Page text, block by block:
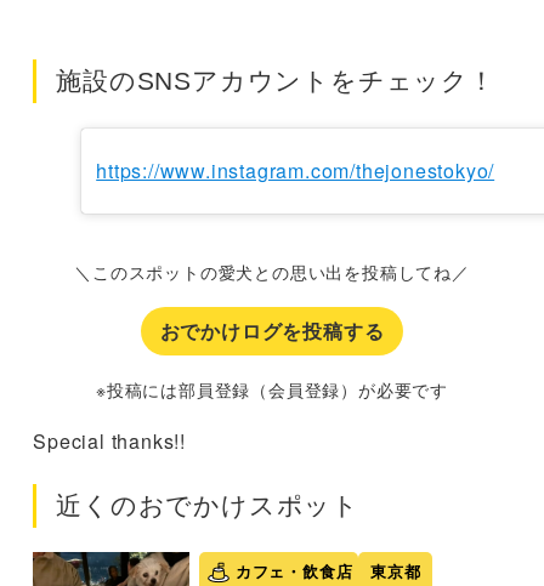
施設のSNSアカウントをチェック！
https://www.instagram.com/thejonestokyo/
＼このスポットの愛犬との思い出を投稿してね／
おでかけログを投稿する
※投稿には部員登録（会員登録）が必要です
Special thanks!!
近くのおでかけスポット
カフェ・飲食店 東京都